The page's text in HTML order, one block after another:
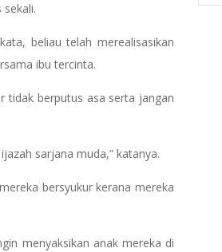
beliau telah merealisasikan
ibu tercinta.
tidak berputus asa serta jangan
sarjana muda,” katanya.
bersyukur kerana mereka
menyaksikan anak mereka di